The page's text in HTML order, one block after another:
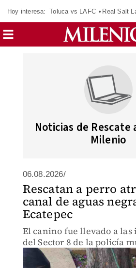
Hoy interesa: Toluca vs LAFC Real Salt
Noticias de Rescate
Milenio
06.08.2026/
Rescatan a perro
canal de aguas
Ecatepec
El canino fue llevado a
del Sector 8 de la policía